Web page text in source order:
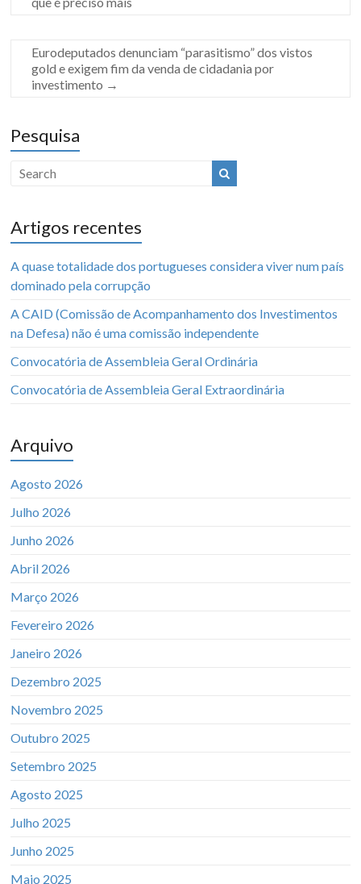
Eurodeputados denunciam “parasitismo” dos vistos
gold e exigem fim da venda de cidadania por
investimento →
Pesquisa
Artigos recentes
A quase totalidade dos portugueses considera viver num país
dominado pela corrupção
A CAID (Comissão de Acompanhamento dos Investimentos
na Defesa) não é uma comissão independente
Convocatória de Assembleia Geral Ordinária
Convocatória de Assembleia Geral Extraordinária
Arquivo
Agosto 2026
Julho 2026
Junho 2026
Abril 2026
Março 2026
Fevereiro 2026
Janeiro 2026
Dezembro 2025
Novembro 2025
Outubro 2025
Setembro 2025
Agosto 2025
Julho 2025
Junho 2025
Maio 2025